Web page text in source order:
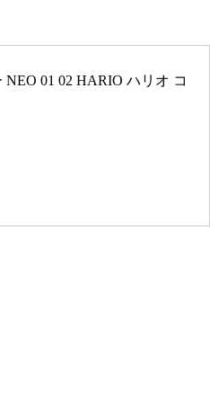
01 02 HARIO ハリオ コ